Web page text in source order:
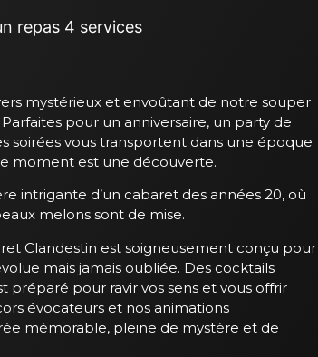
repas 4 services
mystérieux et envoûtant de notre souper
pour un anniversaire, un party de
soirées vous transportent dans une époque
moment est une découverte.
intrigante d’un cabaret des années 20, où
melons sont de mise.
Clandestin est soigneusement conçu pour
mais jamais oubliée. Des cocktails
préparé pour ravir vos sens et vous offrir
évocateurs et nos animations
mémorable, pleine de mystère et de